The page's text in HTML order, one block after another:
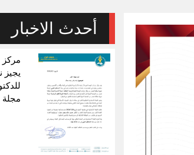
أحدث الاخبار
مركز
يجيز
مجلة